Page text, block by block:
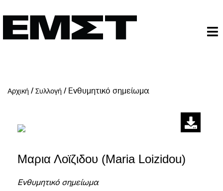
Αρχική / Συλλογή / Ενθυμητικό σημείωμα
Μαρια Λοϊζιδου (Maria Loizidou)
Ενθυμητικό σημείωμα